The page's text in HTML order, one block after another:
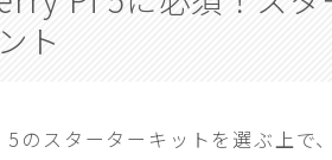
ト
のスターターキットを選ぶ上で